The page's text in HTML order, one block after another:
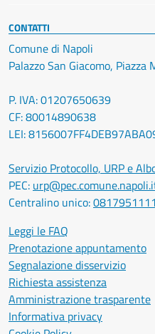
CONTATTI
Comune di Napoli
Palazzo San Giacomo,
P. IVA: 01207650639
CF: 80014890638
LEI:
Servizio Protocollo, URP e
PEC:
Centralino unico:0817951111
Leggi le FAQ
Prenotazione appuntamento
Segnalazione disservizio
Richiesta assistenza
Amministrazione trasparente
Informativa privacy